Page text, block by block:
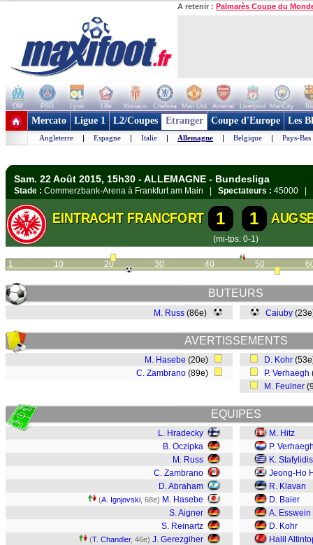
A retenir : Palmarès Coupe du
OM PSG Lyon Lille Monaco Chelsea Man Utd Arsenal Liverpool ManCity
+ de clubs
Mercato Ligue 1 L2/Coupes Etranger Coupe d'Europe Les
Angleterre | Espagne | Italie | Allemagne | Belgique | Pays-Bas
Sam. 22 Août 2015, 15h30 - ALLEMAGNE - Bundesliga
Stade : Commerzbank-Arena à Frankfurt am Main | Spectateurs : 45000 |
EINTRACHT FRANCFORT 1 1
(mi-tps: 0-1)
1 10 20 30 40 50
BUTEURS
M. Russ (86e) Caiuby
AVERTISSEMENTS
M. Hasebe (20e)
C. Zambrano (89e)
D. Kohr
P. Verhaegh
M. Feulner
EQUIPES
L. Hradecky
B. Oczipka
M. Russ
C. Zambrano
D. Abraham
(A. Ignjovski , 68e) M. Hasebe
S. Aigner
S. Reinartz
(T. Chandler, 46e) J. Gerezgiher
M. Hitz
P.
K. Stafylidis
Jeong-Ho
R. Klavan
D. Baier
A. Esswein
D. Kohr
Halil